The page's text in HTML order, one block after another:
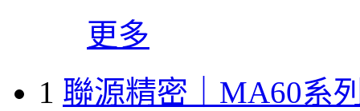
更多
1 聯源精密｜MA60系